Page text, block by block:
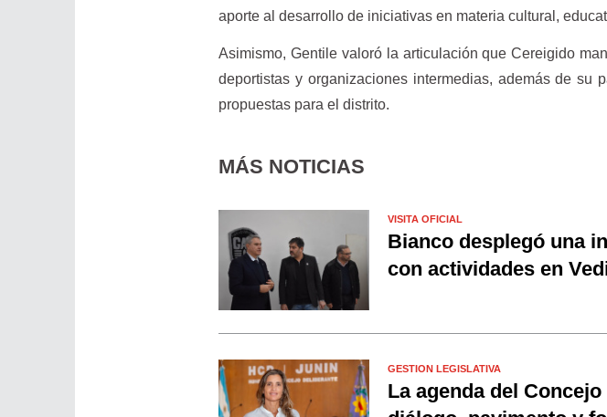
aporte al desarrollo de iniciativas en materia cultural,
Asimismo, Gentile valoró la articulación que Cereigido
deportistas y organizaciones intermedias, además de su
propuestas para el distrito.
MÁS NOTICIAS
VISITA OFICIAL
Bianco desplegó una
con actividades en
GESTION LEGISLATIVA
La agenda del